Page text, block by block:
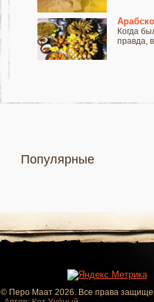
Когда
правда,
Популярные
© Перо Маат 2026. Все права